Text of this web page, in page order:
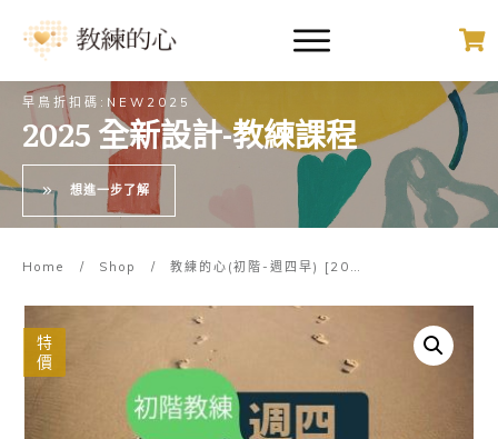
早鳥折扣碼:NEW2025
2025 全新設計-教練課程
想進一步了解
Home / Shop /
特
價